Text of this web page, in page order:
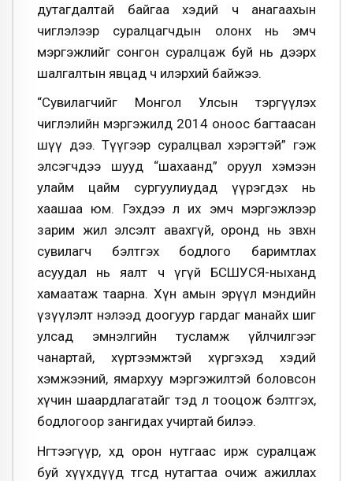
дутагдалтай байгаа хэдий ч анагаахын
чиглэлээр суралцагчдын олонх нь эмч
мэргэжлийг сонгон суралцаж буй нь дээрх
шалгалтын явцад ч илэрхий байжээ.
“Сувилагчийг Монгол Улсын тэргүүлэх
чиглэлийн мэргэжилд 2014 оноос багтаасан
шүү дээ. Түүгээр суралцвал хэрэгтэй” гэж
элсэгчдээ шууд “шахаанд” оруул хэмээн
улайм цайм сургуулиудад үүрэгдэх нь
хаашаа юм. Гэхдээ л их эмч мэргэжлээр
зарим жил элсэлт авахгүй, оронд нь зөвхөн
сувилагч бэлтгэх бодлого баримтлах
асуудал нь яалт ч үгүй БСШУСЯ-ныханд
хамаатаж таарна. Хүн амын эрүүл мэндийн
үзүүлэлт нэлээд доогуур гардаг манайх шиг
улсад эмнэлгийн тусламж үйлчилгээг
чанартай, хүртээмжтэй хүргэхэд хэдий
хэмжээний, ямархуу мэргэжилтэй боловсон
хүчин шаардлагатайг тэд л тооцож бэлтгэх,
бодлогоор зангидах учиртай билээ.
Нөгөөтээгүүр, хөдөө орон нутгаас ирж суралцаж
буй хүүхдүүд төгсөөд нутагтаа очиж ажиллах